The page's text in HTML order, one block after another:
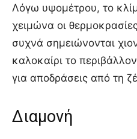
Λόγω υψομέτρου, το
χειμώνα οι
συχνά σημειώνονται
καλοκαίρι το
για αποδράσεις από τη
Διαμονή